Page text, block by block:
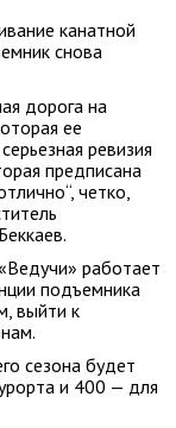
канатной
снова
дорога на
ее
ревизия
предписана
четко,
работает
подъемника
выйти к
сезона будет
и 400 — для